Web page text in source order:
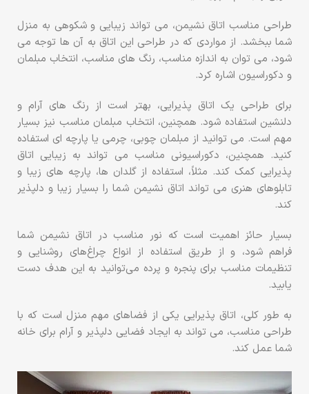
طراحی مناسب اتاق نشیمن، می تواند زیبایی و شکوهی به منزل
شما ببخشد. از مواردی که در طراحی این اتاق به آن ها توجه می
شود، می توان به اندازه مناسب، رنگ های مناسب، انتخاب مبلمان
و دکوراسیون اشاره کرد.
برای طراحی یک اتاق پذیرایی، بهتر است از رنگ های آرام و
دلنشین استفاده شود. همچنین، انتخاب مبلمان مناسب نیز بسیار
مهم است. می توانید از مبلمان چوبی، چرمی یا پارچه ای استفاده
کنید. همچنین، دکوراسیونی مناسب می تواند به زیبایی اتاق
پذیرایی کمک کند. مثلاً، استفاده از گلدان ها، پارچه های زیبا و
تابلوهای هنری می تواند اتاق نشیمن شما را بسیار زیبا و دلپذیر
کند.
بسیار حائز اهمیت است که نور مناسب در اتاق نشیمن شما
فراهم شود، و از طریق استفاده از انواع چراغ‌های روشنایی و
تنظیمات مناسب برای پنجره و پرده می‌توانید به این هدف دست
یابید.
به طور کلی، اتاق پذیرایی یکی از فضاهای مهم منزل است که با
طراحی مناسب، می تواند به ایجاد فضایی دلپذیر و آرام برای خانه
شما عمل کند.